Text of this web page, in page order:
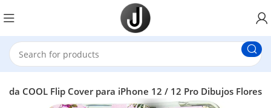
COOL Flip Cover para iPhone 12 / 12 Pro Dibujos Flores